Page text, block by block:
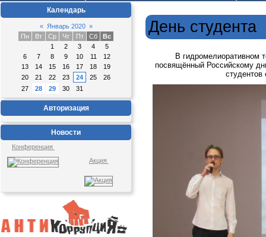
Календарь
« Январь 2020 »
Пн
Вт Ср Чт Пт Сб
Вс
1
2 3 4
5
6
7 8 9 10 11
12
13
14 15 16 17 18
19
20
21 22 23 24 25
26
27
28 29 30 31
Авторизация
Новости
Конференция
Акция
День студента
В гидромелиоративном
посвящённый Российскому